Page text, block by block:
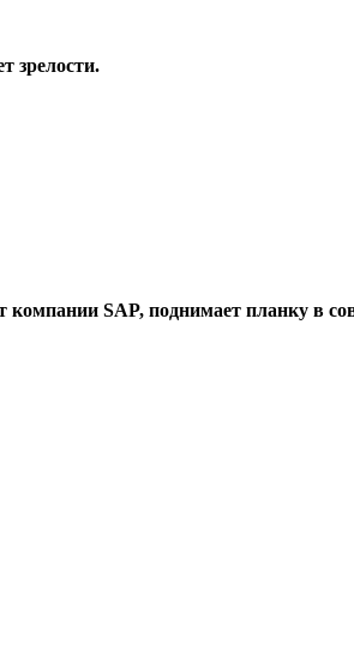
зрелости.
SAP, поднимает планку в